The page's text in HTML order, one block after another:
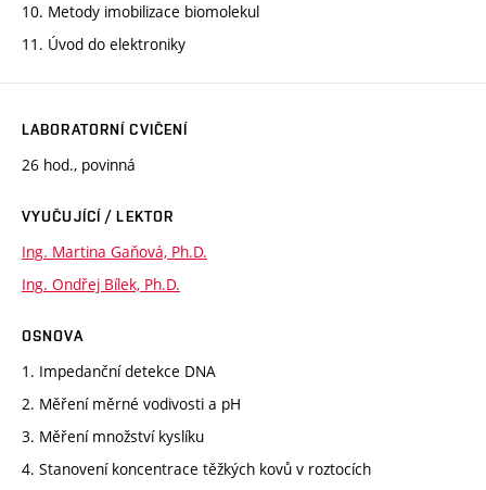
10. Metody imobilizace biomolekul
11. Úvod do elektroniky
LABORATORNÍ CVIČENÍ
26 hod., povinná
VYUČUJÍCÍ / LEKTOR
Ing. Martina Gaňová, Ph.D.
Ing. Ondřej Bílek, Ph.D.
OSNOVA
1. Impedanční detekce DNA
2. Měření měrné vodivosti a pH
3. Měření množství kyslíku
4. Stanovení koncentrace těžkých kovů v roztocích